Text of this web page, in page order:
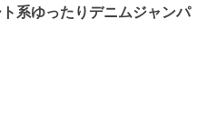
系ゆったりデニムジャンパ